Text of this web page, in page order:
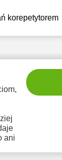
korepetytorem
ani
14